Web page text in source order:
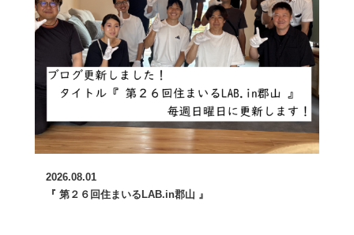
2026.08.01
『 第２６回住まいるLAB.in郡山 』